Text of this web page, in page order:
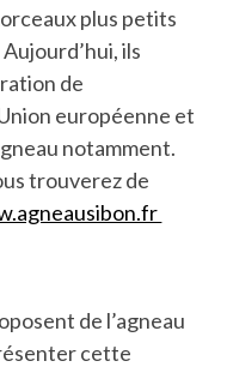
plus petits
Aujourd’hui, ils
de
européenne et
notamment.
trouverez de
de l’agneau
cette